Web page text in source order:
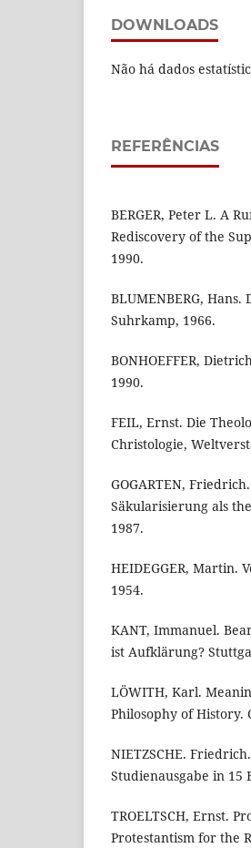
DOWNLOADS
Não há dados
REFERÊNCIAS
BERGER, Peter L. A
Rediscovery of the
1990.
BLUMENBERG,
Suhrkamp, 1966.
BONHOEFFER,
1990.
FEIL, Ernst. Die
Christologie,
GOGARTEN,
Säkularisierung als
1987.
HEIDEGGER, Martin.
1954.
KANT, Immanuel.
ist Aufklärung?
LÖWITH, Karl.
Philosophy of History.
NIETZSCHE.
Studienausgabe in 15
TROELTSCH, Ernst.
Protestantism for the